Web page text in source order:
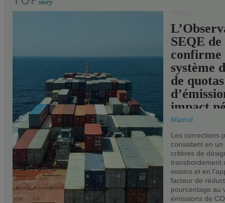
SEQE de
confirme
système
de quotas
impact
les ports
Madrid
Les corrections
consistent en
critères de
transbordement
voisins et en
facteur de
pourcentage au
émissions de